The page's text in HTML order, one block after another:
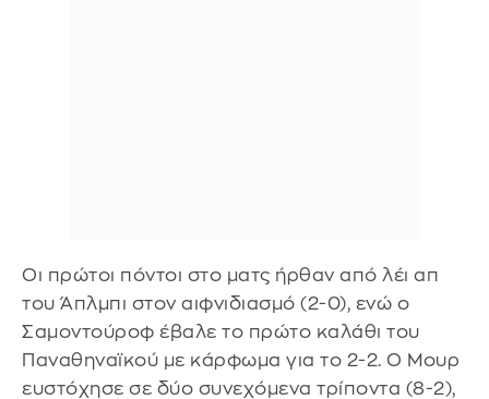
Οι πρώτοι πόντοι στο ματς ήρθαν από λέι απ
του Άπλμπι στον αιφνιδιασμό (2-0), ενώ ο
Σαμοντούροφ έβαλε το πρώτο καλάθι του
Παναθηναϊκού με κάρφωμα για το 2-2. Ο Μουρ
ευστόχησε σε δύο συνεχόμενα τρίποντα (8-2),